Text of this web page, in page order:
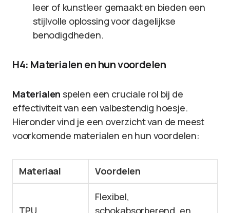
leer of kunstleer gemaakt en bieden een
stijlvolle oplossing voor dagelijkse
benodigdheden.
H4: Materialen en hun voordelen
Materialen spelen een cruciale rol bij de
effectiviteit van een valbestendig hoesje.
Hieronder vind je een overzicht van de meest
voorkomende materialen en hun voordelen:
Materiaal Voordelen
TPU
Flexibel,
schokabsorberend, en